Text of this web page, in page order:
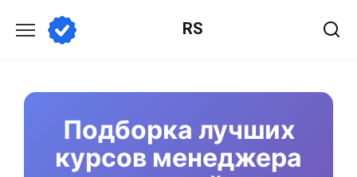
содержанию
RS
Подборка лучших
курсов менеджера